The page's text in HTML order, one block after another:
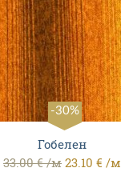
-30%
Гобелен
33.00 € /м 23.10 € /м